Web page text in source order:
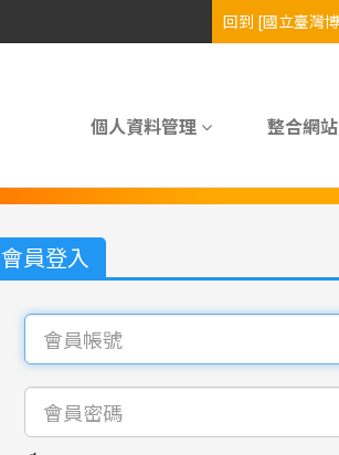
個人資料管理 整合網站
會員登入